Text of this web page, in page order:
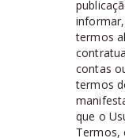
termos
contas
termos
que o
Termos,